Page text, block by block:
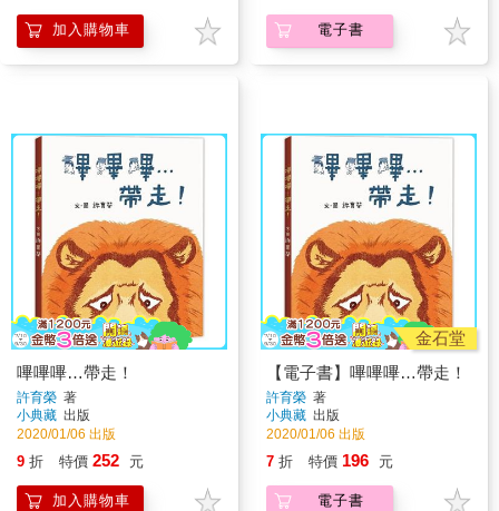
加入購物車 電子書
嗶嗶嗶…帶走！
許育榮 著
小典藏 出版
2020/01/06 出版
9 折 特價 252 元
加入購物車
金石堂
【電子書】嗶嗶嗶…帶走！
許育榮 著
小典藏 出版
2020/01/06 出版
7 折 特價 196 元
電子書